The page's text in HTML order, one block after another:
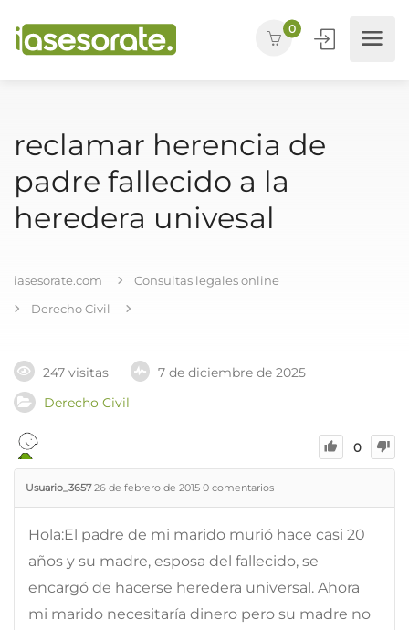
0
reclamar herencia de
padre fallecido a la
heredera univesal
iasesorate.com
Consultas legales online
Derecho Civil
247 visitas
7 de diciembre de 2025
Derecho Civil
0
Usuario_3657 26 de febrero de 2015 0 comentarios
Hola:El padre de mi marido murió hace casi 20
años y su madre, esposa del fallecido, se
encargó de hacerse heredera universal. Ahora
mi marido necesitaría dinero pero su madre no